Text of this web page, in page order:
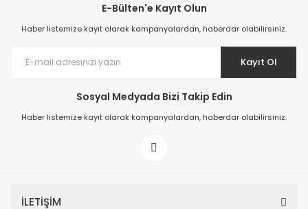
E-Bülten'e Kayıt Olun
Haber listemize kayıt olarak kampanyalardan, haberdar olabilirsiniz.
Kayıt Ol
Sosyal Medyada Bizi Takip Edin
Haber listemize kayıt olarak kampanyalardan, haberdar olabilirsiniz.
İLETİŞİM